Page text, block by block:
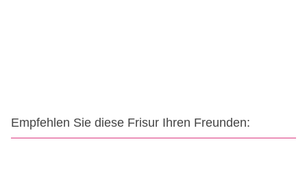
Empfehlen Sie diese Frisur Ihren Freunden: